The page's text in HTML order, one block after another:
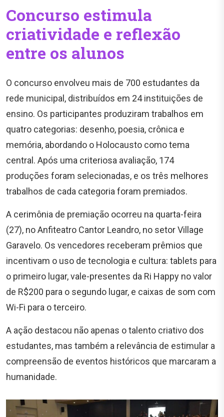
Concurso estimula
criatividade e reflexão
entre os alunos
O concurso envolveu mais de 700 estudantes da
rede municipal, distribuídos em 24 instituições de
ensino. Os participantes produziram trabalhos em
quatro categorias: desenho, poesia, crônica e
memória, abordando o Holocausto como tema
central. Após uma criteriosa avaliação, 174
produções foram selecionadas, e os três melhores
trabalhos de cada categoria foram premiados.
A cerimônia de premiação ocorreu na quarta-feira
(27), no Anfiteatro Cantor Leandro, no setor Village
Garavelo. Os vencedores receberam prêmios que
incentivam o uso de tecnologia e cultura: tablets para
o primeiro lugar, vale-presentes da Ri Happy no valor
de R$200 para o segundo lugar, e caixas de som com
Wi-Fi para o terceiro.
A ação destacou não apenas o talento criativo dos
estudantes, mas também a relevância de estimular a
compreensão de eventos históricos que marcaram a
humanidade.